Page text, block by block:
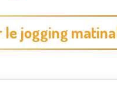
le jogging